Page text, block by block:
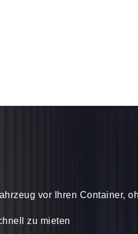
vor Ihren Container,
zu mieten